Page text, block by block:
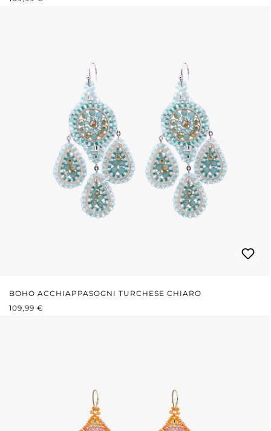
BOHO ACCHIAPPASOGNI TURCHESE CHIARO
PREZZO NORMALE:
109,99 €